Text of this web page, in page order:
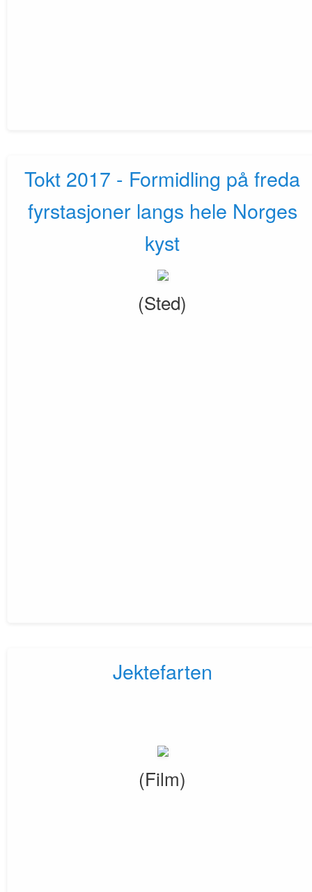
Tokt 2017 - Formidling på freda
fyrstasjoner langs hele Norges
kyst
(Sted)
Jektefarten
(Film)